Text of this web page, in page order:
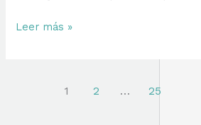
Vive
Leer más »
1 2 … 25